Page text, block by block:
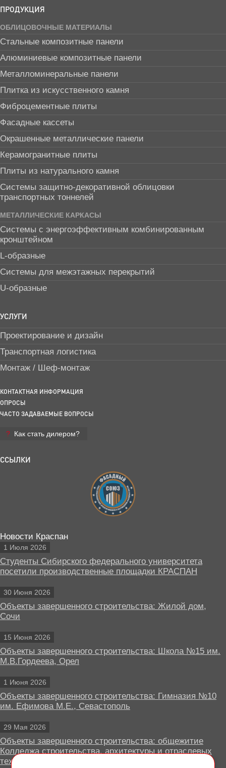
ПРОДУКЦИЯ
ОБЛИЦОВОЧНЫЕ МАТЕРИАЛЫ
Стальные композитные панели
Алюминиевые композитные панели
Металломинеральные панели
Плитка из искусственного камня
Фиброцементные плиты
Фасадные кассеты
Окрашенные металлические панели
Керамогранитные плиты
Плиты из натурального камня
Системы защитно-декоративной облицовки
транспортных тоннелей
МЕТАЛЛИЧЕСКИЕ КАРКАСЫ
Системы с энергоэффективным комбинированным
кронштейном
L-образные
Системы для межэтажных перекрытий
U-образные
УСЛУГИ
Проектирование и дизайн
Транспортная логистика
Монтаж / Шеф-монтаж
КОНТАКТНАЯ ИНФОРМАЦИЯ
ОПРОСЫ
ЧАСТО ЗАДАВАЕМЫЕ ВОПРОСЫ
Как стать дилером?
ССЫЛКИ
Новости Краспан
1 Июля 2026
Студенты Сибирского федерального университета
посетили производственные площадки КРАСПАН
30 Июня 2026
Объекты завершенного строительства: Жилой дом,
Сочи
15 Июня 2026
Объекты завершенного строительства: Школа №15 им.
М.В.Гордеева, Орел
1 Июня 2026
Объекты завершенного строительства: Гимназия №10
им. Ефимова М.Е., Севастополь
29 Мая 2026
Объекты завершенного строительства: общежитие
Колледжа строительства, архитектуры и отраслевых
технологий, Липецк